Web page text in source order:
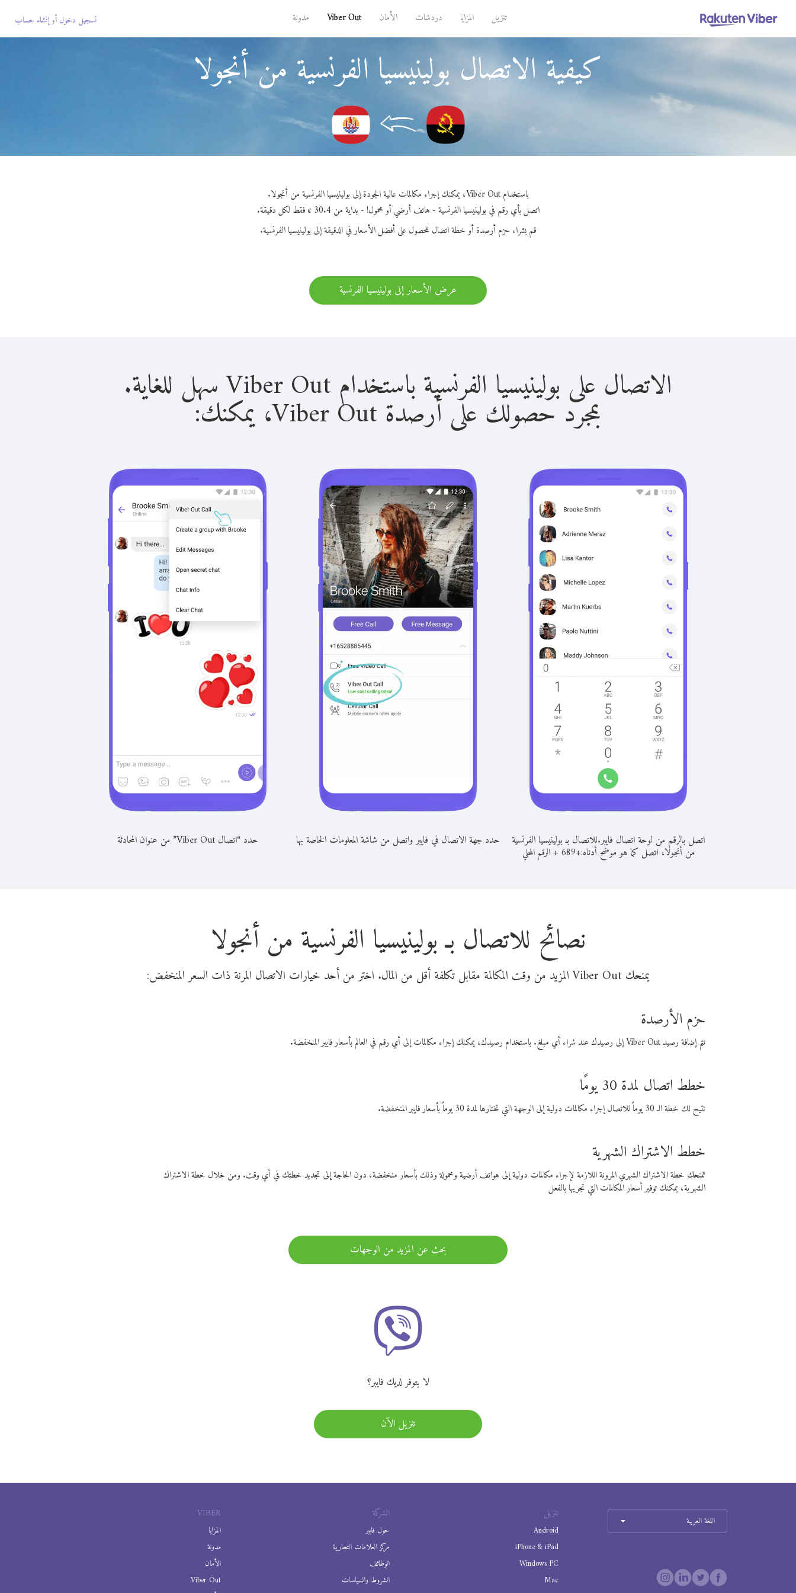
تنزيل المزايا دردشات الأمان Viber Out مدونة تسجيل دخول أوإنشاء حساب
كيفية الاتصال بولينيسيا الفرنسية من أنجولا
باستخدام Viber Out، يمكنك إجراء مكالمات عالية الجودة إلى بولينيسيا الفرنسية من أنجولا.
اتصل بأي رقم في بولينيسيا الفرنسية - هاتف أرضي أو محمول! - بداية من 30.4 ¢ فقط لكل دقيقة.
قم بشراء حزم أرصدة أو خطة اتصال للحصول على أفضل الأسعار في الدقيقة إلى بولينيسيا الفرنسية.
عرض الأسعار إلى بولينيسيا الفرنسية
الاتصال على بولينيسيا الفرنسية باستخدام Viber Out سهل للغاية.
بمجرد حصولك على أرصدة Viber Out، يمكنك:
اتصل بالرقم من لوحة اتصال فايبر.للاتصال بـ بولينيسيا الفرنسية
من أنجولا، اتصل كما هو موضح أدناه:+
689
+الرقم المحلي
حدد جهة الاتصال في فايبر واتصل من شاشة المعلومات الخاصة بها حدد “اتصال Viber Out” من عنوان المحادثة
نصائح للاتصال بـ بولينيسيا الفرنسية من أنجولا
يمنحك Viber Out المزيد من وقت المكالمة مقابل تكلفة أقل من المال. اختر من أحد خيارات الاتصال المرنة ذات السعر المنخفض:
حزم الأرصدة
تتم إضافة رصيد Viber Out إلى رصيدك عند شراء أي مبلغ. باستخدام رصيدك، يمكنك إجراء مكالمات إلى أي رقم في العالم بأسعار فايبر المنخفضة.
خطط اتصال لمدة 30 يومًا
تتيح لك خطة الـ 30 يوماً للاتصال إجراء مكالمات دولية إلى الوجهة التي تختارها لمدة 30 يوماً بأسعار فايبر المنخفضة.
خطط الاشتراك الشهرية
تمنحك خطة الاشتراك الشهري المرونة اللازمة لإجراء مكالمات دولية إلى هواتف أرضية ومحمولة وذلك بأسعار منخفضة، دون الحاجة إلى تجديد خطتك في أي وقت. ومن خلال خطة الاشتراك
الشهرية، يمكنك توفير أسعار المكالمات التي تجريها بالفعل
بحث عن المزيد من الوجهات
لا يتوفر لديك فايبر؟
تنزيل الآن
VIBER
المزايا
مدونة
الأمان
Viber Out
الشركة
حول فايبر
مركز العلامات التجارية
الوظائف
الشروط والسياسات
تنزيل
Android
iPhone & iPad
Windows PC
Mac
اللغة العربية